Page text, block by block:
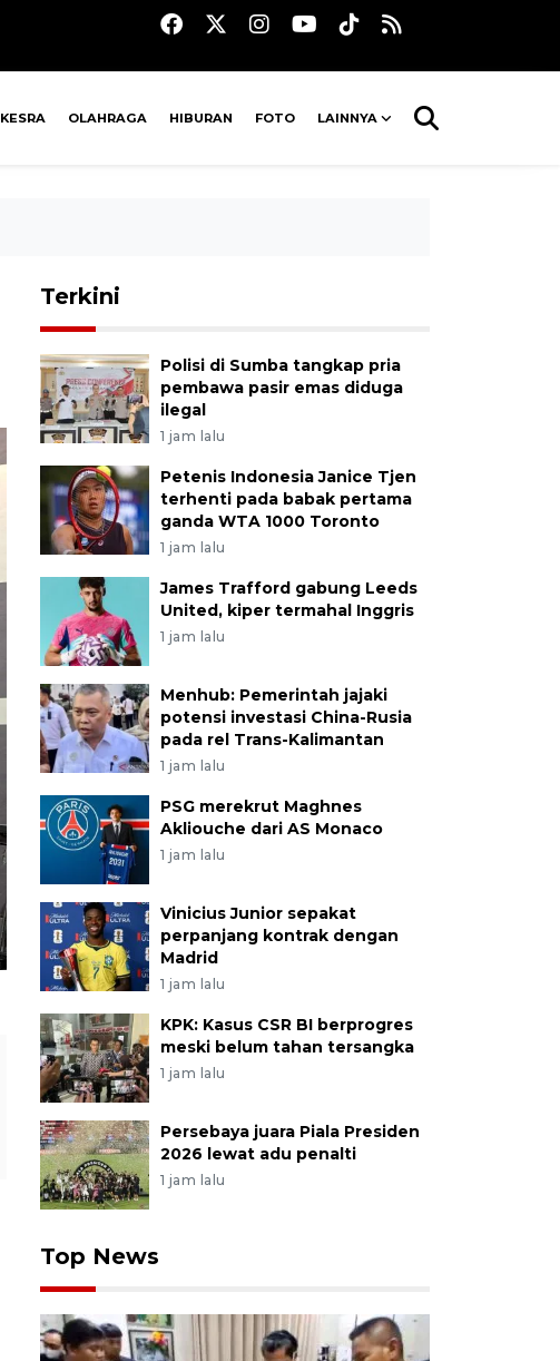
KESRA OLAHRAGA HIBURAN FOTO LAINNYA
Terkini
Polisi di Sumba tangkap pria
pembawa pasir emas diduga
ilegal
1 jam lalu
Petenis Indonesia Janice Tjen
terhenti pada babak pertama
ganda WTA 1000 Toronto
1 jam lalu
James Trafford gabung Leeds
United, kiper termahal Inggris
1 jam lalu
Menhub: Pemerintah jajaki
potensi investasi China-Rusia
pada rel Trans-Kalimantan
1 jam lalu
PSG merekrut Maghnes
Akliouche dari AS Monaco
1 jam lalu
Vinicius Junior sepakat
perpanjang kontrak dengan
Madrid
1 jam lalu
KPK: Kasus CSR BI berprogres
meski belum tahan tersangka
1 jam lalu
Persebaya juara Piala Presiden
2026 lewat adu penalti
1 jam lalu
Top News